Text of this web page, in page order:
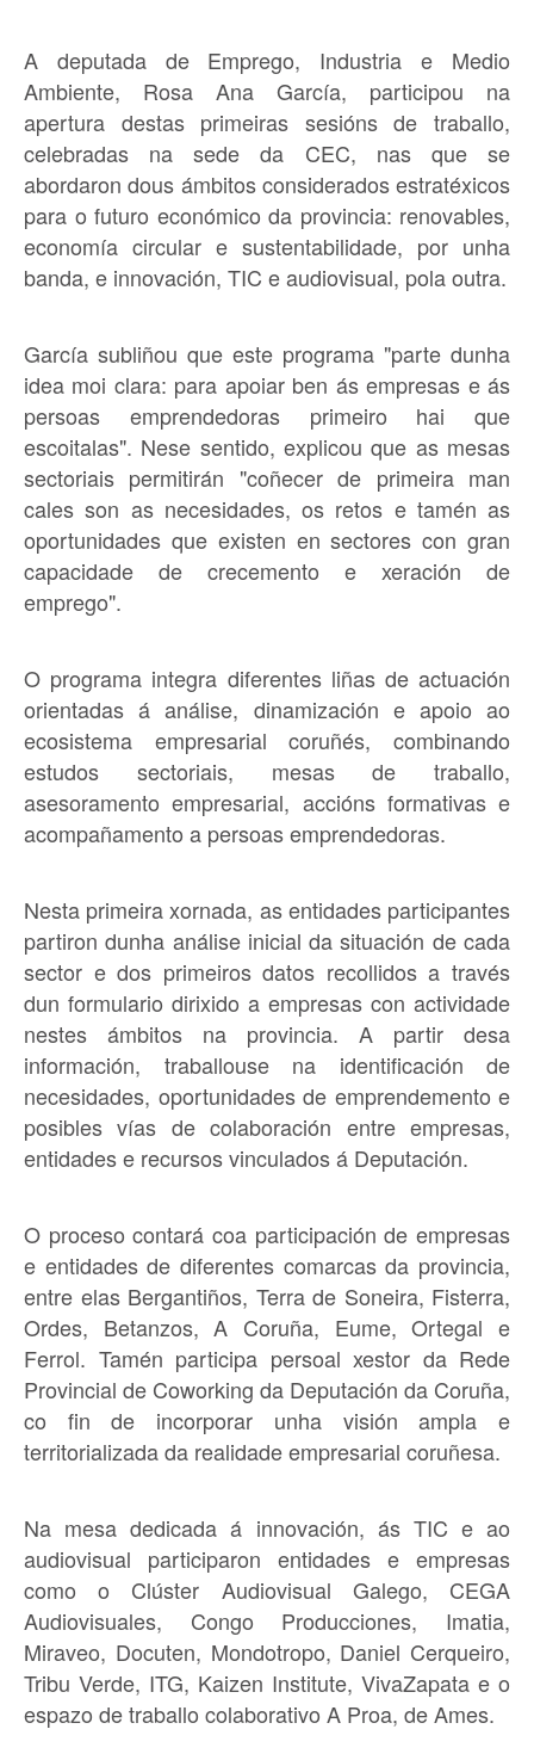
A deputada de Emprego, Industria e Medio
Ambiente, Rosa Ana García, participou na
apertura destas primeiras sesións de traballo,
celebradas na sede da CEC, nas que se
abordaron dous ámbitos considerados estratéxicos
para o futuro económico da provincia: renovables,
economía circular e sustentabilidade, por unha
banda, e innovación, TIC e audiovisual, pola outra.
García subliñou que este programa "parte dunha
idea moi clara: para apoiar ben ás empresas e ás
persoas emprendedoras primeiro hai que
escoitalas". Nese sentido, explicou que as mesas
sectoriais permitirán "coñecer de primeira man
cales son as necesidades, os retos e tamén as
oportunidades que existen en sectores con gran
capacidade de crecemento e xeración de
emprego".
O programa integra diferentes liñas de actuación
orientadas á análise, dinamización e apoio ao
ecosistema empresarial coruñés, combinando
estudos sectoriais, mesas de traballo,
asesoramento empresarial, accións formativas e
acompañamento a persoas emprendedoras.
Nesta primeira xornada, as entidades participantes
partiron dunha análise inicial da situación de cada
sector e dos primeiros datos recollidos a través
dun formulario dirixido a empresas con actividade
nestes ámbitos na provincia. A partir desa
información, traballouse na identificación de
necesidades, oportunidades de emprendemento e
posibles vías de colaboración entre empresas,
entidades e recursos vinculados á Deputación.
O proceso contará coa participación de empresas
e entidades de diferentes comarcas da provincia,
entre elas Bergantiños, Terra de Soneira, Fisterra,
Ordes, Betanzos, A Coruña, Eume, Ortegal e
Ferrol. Tamén participa persoal xestor da Rede
Provincial de Coworking da Deputación da Coruña,
co fin de incorporar unha visión ampla e
territorializada da realidade empresarial coruñesa.
Na mesa dedicada á innovación, ás TIC e ao
audiovisual participaron entidades e empresas
como o Clúster Audiovisual Galego, CEGA
Audiovisuales, Congo Producciones, Imatia,
Miraveo, Docuten, Mondotropo, Daniel Cerqueiro,
Tribu Verde, ITG, Kaizen Institute, VivaZapata e o
espazo de traballo colaborativo A Proa, de Ames.